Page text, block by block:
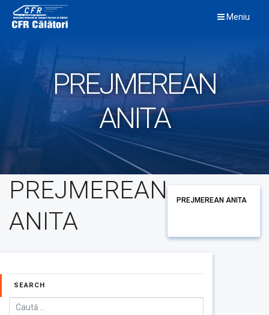
content
Meniu
PREJMEREAN
ANITA
PREJMEREAN
ANITA
PREJMEREAN ANITA
SEARCH